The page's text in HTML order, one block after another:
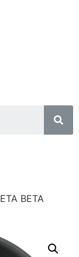
BETA